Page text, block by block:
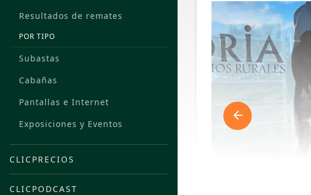
Resultados de remates
POR TIPO
Subastas
Cabañas
Pantallas e Internet
Exposiciones y Eventos
CLICPRECIOS
CLICPODCAST